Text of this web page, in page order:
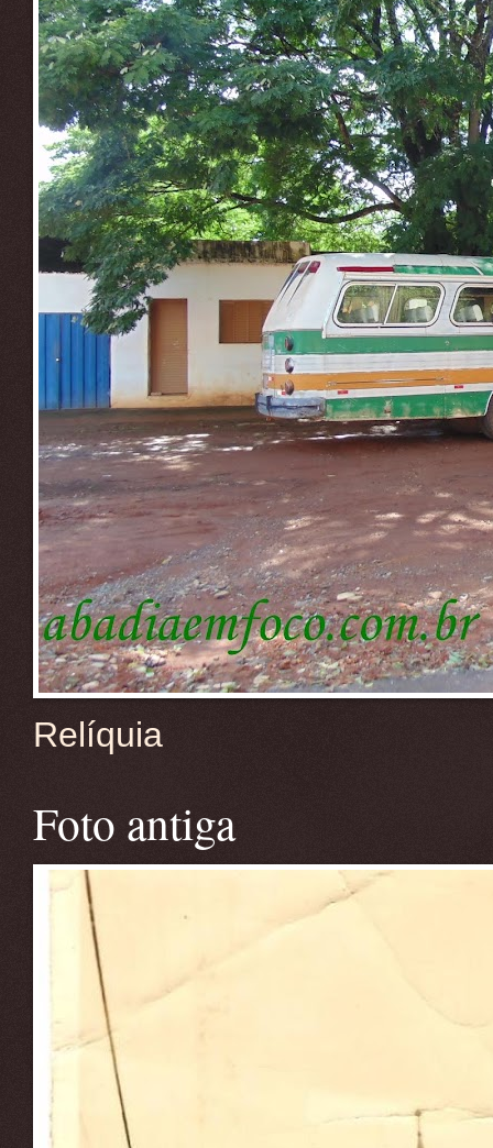
Relíquia
Foto antiga